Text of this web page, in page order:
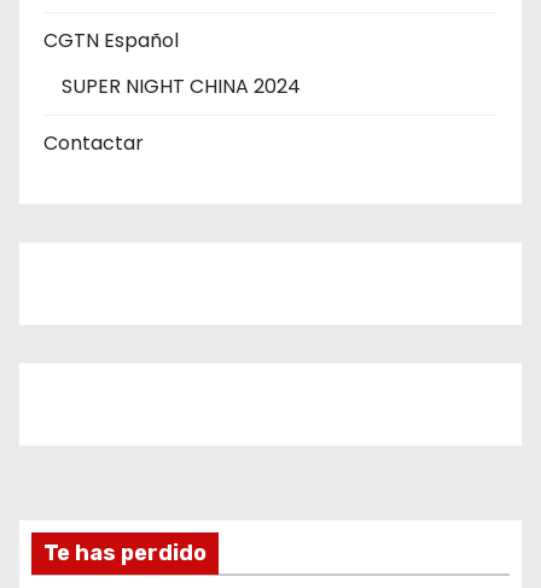
CGTN Español
SUPER NIGHT CHINA 2024
Contactar
Te has perdido